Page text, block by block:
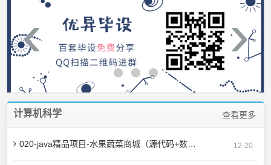
‹ ›
查看更多
计算机科学
12-20
020-java精品项目-水果蔬菜商城（源代码+数据库）